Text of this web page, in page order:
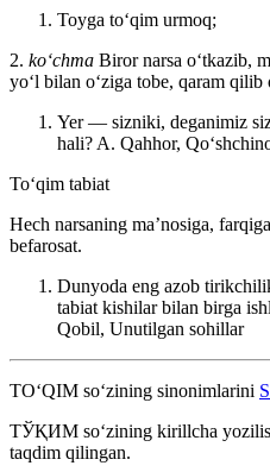
Toyga toʻqim urmoq;
2. koʻchma Biror narsa oʻtkazib,
yoʻl bilan oʻziga tobe, qaram qilib
Yer — sizniki, deganimiz
hali? A. Qahhor,
Toʻqim tabiat
Hech narsaning maʼnosiga,
befarosat.
Dunyoda eng azob
tabiat kishilar bilan birga
Qobil, Unutilgan sohillar
TO‘QIM so‘zining sinonimlarini
ТЎҚИМ so‘zining kirillcha
taqdim qilingan.